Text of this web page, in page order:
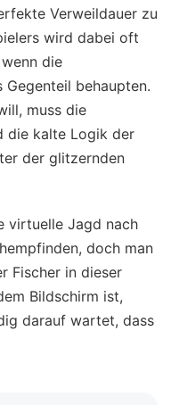
Verweildauer zu
wird dabei oft
die
behaupten.
muss die
die kalte Logik der
der glitzernden
virtuelle Jagd nach
doch man
Fischer in dieser
Bildschirm ist,
darauf wartet, dass